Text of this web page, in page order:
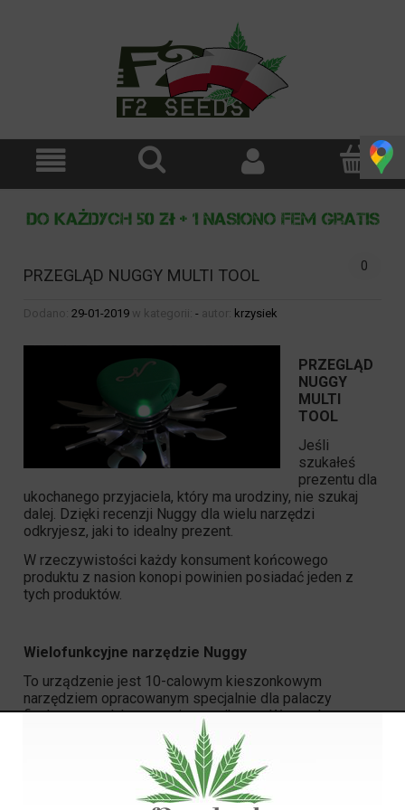
PRZEGLĄD NUGGY MULTI TOOL 0
Dodano: 29-01-2019 w kategorii: - autor: krzysiek
PRZEGLĄD
NUGGY
MULTI
TOOL
Jeśli
szukałeś
prezentu dla
ukochanego przyjaciela, który ma urodziny, nie szukaj
dalej. Dzięki recenzji Nuggy dla wielu narzędzi
odkryjesz, jaki to idealny prezent.
W rzeczywistości każdy konsument końcowego
produktu z nasion konopi powinien posiadać jeden z
tych produktów.
Wielofunkcyjne narzędzie Nuggy
To urządzenie jest 10-calowym kieszonkowym
narzędziem opracowanym specjalnie dla palaczy
finalnego produktu z nasion marihuany. Wszystko, czego
potrzebujesz, jest spakowane w szwajcarskie
narzędzie. Narzędzia blokujące sprężynę pasują do
kompaktowej konstrukcji.
Kompaktowe urządzenie zawiera: